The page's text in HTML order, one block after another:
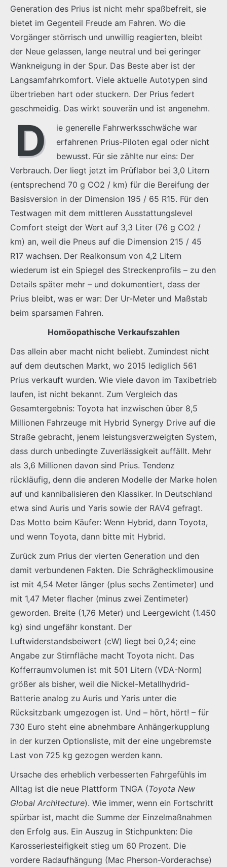
Generation des Prius ist nicht mehr spaßbefreit, sie
bietet im Gegenteil Freude am Fahren. Wo die
Vorgänger störrisch und unwillig reagierten, bleibt
der Neue gelassen, lange neutral und bei geringer
Wankneigung in der Spur. Das Beste aber ist der
Langsamfahrkomfort. Viele aktuelle Autotypen sind
übertrieben hart oder stuckern. Der Prius federt
geschmeidig. Das wirkt souverän und ist angenehm.
D
ie generelle Fahrwerksschwäche war
erfahrenen Prius-Piloten egal oder nicht
bewusst. Für sie zählte nur eins: Der
Verbrauch. Der liegt jetzt im Prüflabor bei 3,0 Litern
(entsprechend 70 g CO2 / km) für die Bereifung der
Basisversion in der Dimension 195 / 65 R15. Für den
Testwagen mit dem mittleren Ausstattungslevel
Comfort steigt der Wert auf 3,3 Liter (76 g CO2 /
km) an, weil die Pneus auf die Dimension 215 / 45
R17 wachsen. Der Realkonsum von 4,2 Litern
wiederum ist ein Spiegel des Streckenprofils – zu den
Details später mehr – und dokumentiert, dass der
Prius bleibt, was er war: Der Ur-Meter und Maßstab
beim sparsamen Fahren.
Homöopathische Verkaufszahlen
Das allein aber macht nicht beliebt. Zumindest nicht
auf dem deutschen Markt, wo 2015 lediglich 561
Prius verkauft wurden. Wie viele davon im Taxibetrieb
laufen, ist nicht bekannt. Zum Vergleich das
Gesamtergebnis: Toyota hat inzwischen über 8,5
Millionen Fahrzeuge mit Hybrid Synergy Drive auf die
Straße gebracht, jenem leistungsverzweigten System,
dass durch unbedingte Zuverlässigkeit auffällt. Mehr
als 3,6 Millionen davon sind Prius. Tendenz
rückläufig, denn die anderen Modelle der Marke holen
auf und kannibalisieren den Klassiker. In Deutschland
etwa sind Auris und Yaris sowie der RAV4 gefragt.
Das Motto beim Käufer: Wenn Hybrid, dann Toyota,
und wenn Toyota, dann bitte mit Hybrid.
Zurück zum Prius der vierten Generation und den
damit verbundenen Fakten. Die Schräghecklimousine
ist mit 4,54 Meter länger (plus sechs Zentimeter) und
mit 1,47 Meter flacher (minus zwei Zentimeter)
geworden. Breite (1,76 Meter) und Leergewicht (1.450
kg) sind ungefähr konstant. Der
Luftwiderstandsbeiwert (cW) liegt bei 0,24; eine
Angabe zur Stirnfläche macht Toyota nicht. Das
Kofferraumvolumen ist mit 501 Litern (VDA-Norm)
größer als bisher, weil die Nickel-Metallhydrid-
Batterie analog zu Auris und Yaris unter die
Rücksitzbank umgezogen ist. Und – hört, hört! – für
730 Euro steht eine abnehmbare Anhängerkupplung
in der kurzen Optionsliste, mit der eine ungebremste
Last von 725 kg gezogen werden kann.
Ursache des erheblich verbesserten Fahrgefühls im
Alltag ist die neue Plattform TNGA (Toyota New
Global Architecture). Wie immer, wenn ein Fortschritt
spürbar ist, macht die Summe der Einzelmaßnahmen
den Erfolg aus. Ein Auszug in Stichpunkten: Die
Karosseriesteifigkeit stieg um 60 Prozent. Die
vordere Radaufhängung (Mac Pherson-Vorderachse)